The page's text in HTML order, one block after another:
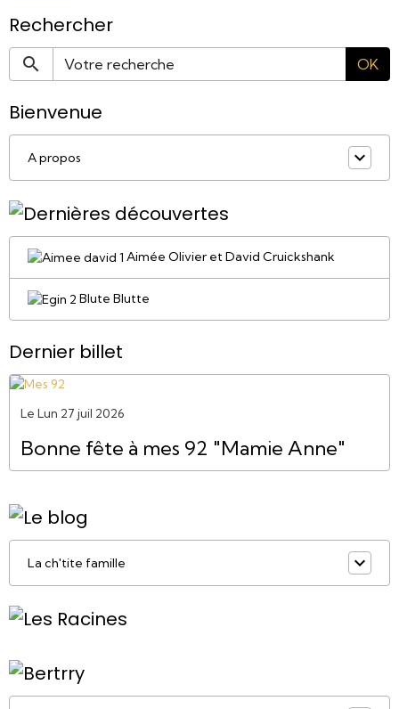
Rechercher
OK
Bienvenue
A propos
Aimée Olivier et David Cruickshank
Blute Blutte
Dernier billet
Le Lun 27 juil 2026
Bonne fête à mes 92 "Mamie Anne"
La ch'tite famille